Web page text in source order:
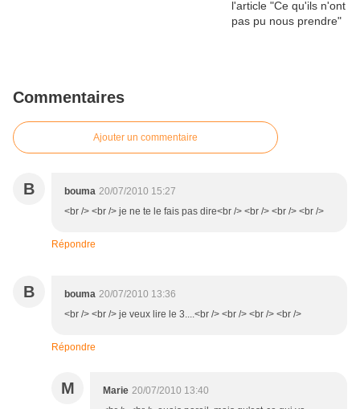
Commentaires
Ajouter un commentaire
B bouma 20/07/2010 15:27
<br /> <br /> je ne te le fais pas dire<br /> <br /> <br /> <br />
Répondre
B bouma 20/07/2010 13:36
<br /> <br /> je veux lire le 3....<br /> <br /> <br /> <br />
Répondre
M Marie 20/07/2010 13:40